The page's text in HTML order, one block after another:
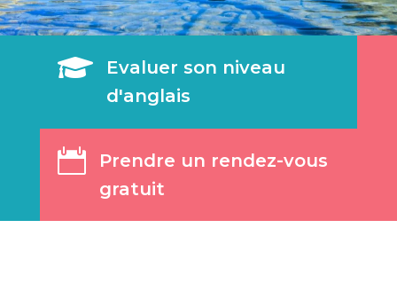

Evaluer son niveau
d'anglais

Prendre un rendez-vous
gratuit